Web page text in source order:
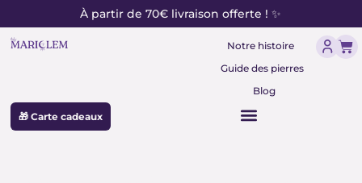
au
contenu
À partir de 70€ livraison offerte ! ✨
Notre histoire
Guide des pierres
Blog
🎁 Carte cadeaux